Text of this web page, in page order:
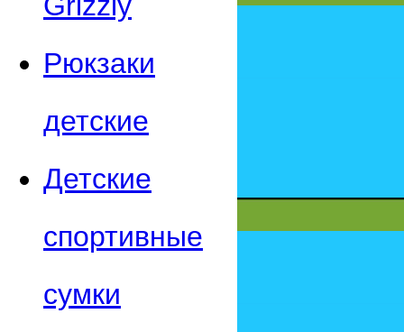
Рюкзаки
детские
Детские
спортивные
сумки